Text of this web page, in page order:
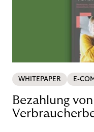
WHITEPAPER E-
Bezahlung